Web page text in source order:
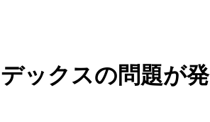
ックスの問題が発